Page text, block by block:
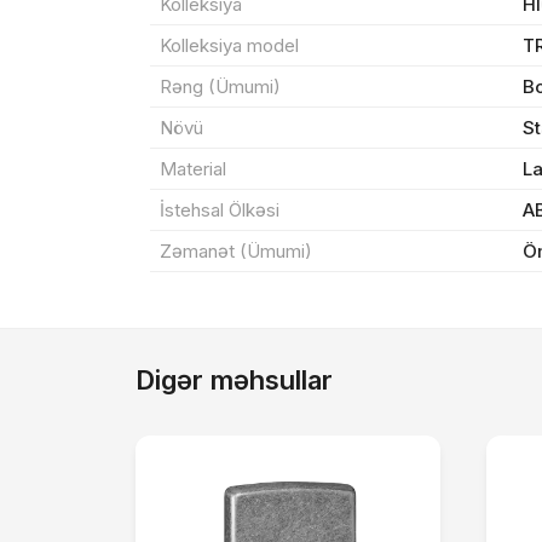
Kolleksiya model
Rəng (Ümumi)
Növü
Material
İstehsal Ölkəsi
Zəmanət (Ümumi)
Digər məhsullar